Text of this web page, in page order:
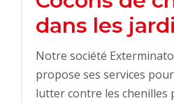
dans les
Notre société
propose ses services
lutter contre les chenilles